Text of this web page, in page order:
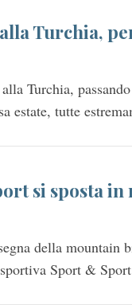
Turchia,
Turchia,
estate, tutte
si sposta in
della
Sport &